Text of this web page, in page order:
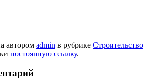
автором admin в рубрике Строительство
постоянную ссылку.